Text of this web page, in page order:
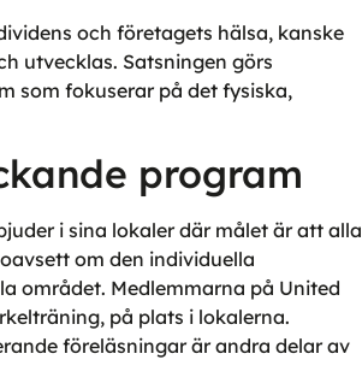
och företagets hälsa, kanske
utvecklas. Satsningen görs
som fokuserar på det fysiska,
program
i sina lokaler där målet är att alla
om den individuella
området. Medlemmarna på United
på plats i lokalerna.
föreläsningar är andra delar av